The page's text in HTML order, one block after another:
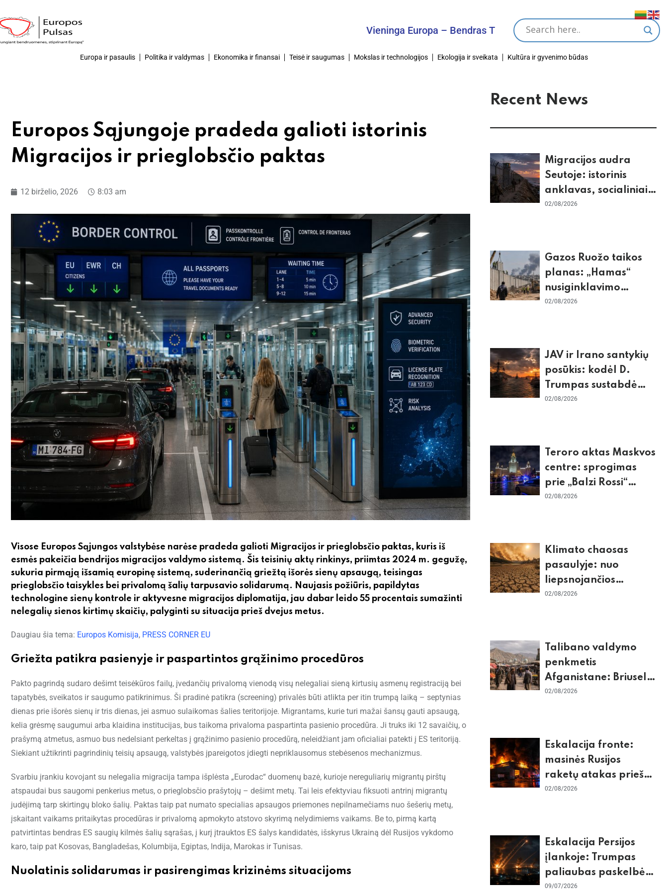
Vieninga Europa – Bendras Tikslas
Europa ir pasaulis Politika ir valdymas Ekonomika ir finansai Teisė ir saugumas Mokslas ir technologijos Ekologija ir sveikata Kultūra ir gyvenimo būdas
Europos Sąjungoje pradeda galioti istorinis
Migracijos ir prieglobsčio paktas
12 birželio, 2026 8:03 am
Visose Europos Sąjungos valstybėse narėse pradeda galioti Migracijos ir prieglobsčio paktas, kuris iš
esmės pakeičia bendrijos migracijos valdymo sistemą. Šis teisinių aktų rinkinys, priimtas 2024 m. gegužę,
sukuria pirmąją išsamią europinę sistemą, suderinančią griežtą išorės sienų apsaugą, teisingas
prieglobsčio taisykles bei privalomą šalių tarpusavio solidarumą. Naujasis požiūris, papildytas
technologine sienų kontrole ir aktyvesne migracijos diplomatija, jau dabar leido 55 procentais sumažinti
nelegalių sienos kirtimų skaičių, palyginti su situacija prieš dvejus metus.
Daugiau šia tema: Europos Komisija, PRESS CORNER EU
Griežta patikra pasienyje ir paspartintos grąžinimo procedūros
Pakto pagrindą sudaro dešimt teisėkūros failų, įvedančių privalomą vienodą visų nelegaliai sieną kirtusių asmenų registraciją bei
tapatybės, sveikatos ir saugumo patikrinimus. Ši pradinė patikra (screening) privalės būti atlikta per itin trumpą laiką – septynias
dienas prie išorės sienų ir tris dienas, jei asmuo sulaikomas šalies teritorijoje. Migrantams, kurie turi mažai šansų gauti apsaugą,
kelia grėsmę saugumui arba klaidina institucijas, bus taikoma privaloma paspartinta pasienio procedūra. Ji truks iki 12 savaičių, o
prašymą atmetus, asmuo bus nedelsiant perkeltas į grąžinimo pasienio procedūrą, neleidžiant jam oficialiai patekti į ES teritoriją.
Siekiant užtikrinti pagrindinių teisių apsaugą, valstybės įpareigotos įdiegti nepriklausomus stebėsenos mechanizmus.
Svarbiu įrankiu kovojant su nelegalia migracija tampa išplėsta „Eurodac“ duomenų bazė, kurioje nereguliarių migrantų pirštų
atspaudai bus saugomi penkerius metus, o prieglobsčio prašytojų – dešimt metų. Tai leis efektyviau fiksuoti antrinį migrantų
judėjimą tarp skirtingų bloko šalių. Paktas taip pat numato specialias apsaugos priemones nepilnamečiams nuo šešerių metų,
įskaitant vaikams pritaikytas procedūras ir privalomą apmokyto atstovo skyrimą nelydimiems vaikams. Be to, pirmą kartą
patvirtintas bendras ES saugių kilmės šalių sąrašas, į kurį įtrauktos ES šalys kandidatės, išskyrus Ukrainą dėl Rusijos vykdomo
karo, taip pat Kosovas, Bangladešas, Kolumbija, Egiptas, Indija, Marokas ir Tunisas.
Nuolatinis solidarumas ir pasirengimas krizinėms situacijoms
Recent News
Migracijos audra
Seutoje: istorinis
anklavas, socialiniai
tinklai ir ES skilimas
02/08/2026
Gazos Ruožo taikos
planas: „Hamas“
nusiginklavimo
sąlygos, Izraelio
02/08/2026
JAV ir Irano santykių
posūkis: kodėl D.
Trumpas sustabdė
smūgius ir kuo
02/08/2026
Teroro aktas Maskvos
centre: sprogimas
prie „Balzi Rossi“
restorano,
02/08/2026
Klimato chaosas
pasaulyje: nuo
liepsnojančios
Europos iki
02/08/2026
Talibano valdymo
penkmetis
Afganistane: Briuselio
vizito užkulisiai, gilus
02/08/2026
Eskalacija fronte:
masinės Rusijos
raketų atakas prieš
Kijevą, dronų smūgiai
02/08/2026
Eskalacija Persijos
įlankoje: Trumpas
paliaubas paskelbė
baigtomis, JAV
09/07/2026